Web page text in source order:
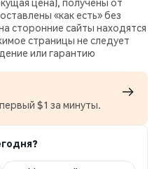
«как есть» без
сторонние сайты находятся
страницы не следует
или гарантию
$1 за минуты.